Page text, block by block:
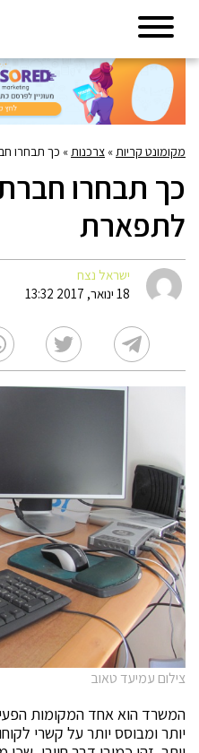
מקומונט קריות » צרכנות » כך תבחרו
כך תבחרו
לתפארת
ישראל נצח
18 ינואר, 2017 13:32
צילום עמיעד טאוב
המשרד הוא אחד המקומות
יותר ומבוסס יותר על קשרי